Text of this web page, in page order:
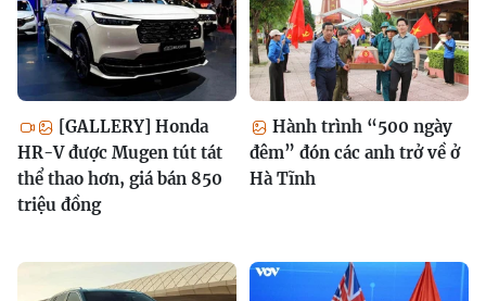
[GALLERY] Honda
HR-V được Mugen tút tát
thể thao hơn, giá bán 850
triệu đồng
Hành trình “500 ngày
đêm” đón các anh trở về ở
Hà Tĩnh